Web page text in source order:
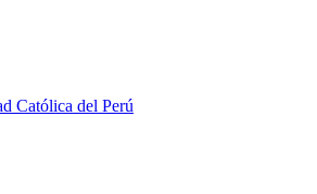
Católica del Perú